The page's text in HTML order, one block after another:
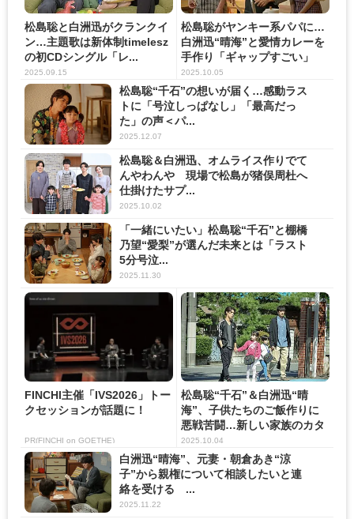
松島聡と白洲迅がクランクイ
ン…主題歌は新体制timelesz
の初CDシングル「レ...
2025.09.15
松島聡がヤンキー系パパに…
白洲迅“晴海”と愛情カレーを
手作り「ギャップすごい」
「...
2025.10.05
松島聡“千石”の想いが届く…感動ラス
トに「号泣しっぱなし」「最高だっ
た」の声＜パ...
2025.12.07
松島聡＆白洲迅、オムライス作りでて
んやわんや 現場で松島が猪俣周杜へ
仕掛けたサプ...
2025.10.02
「一緒にいたい」松島聡“千石”と棚橋
乃望“愛梨”が選んだ未来とは「ラスト
5分号泣...
2025.11.30
FINCHI主催「IVS2026」トー
クセッションが話題に！
PR(FINCHI on GOETHE)
松島聡“千石”＆白洲迅“晴
海”、子供たちのご飯作りに
悪戦苦闘…新しい家族のカタ
チ...
2025.10.04
白洲迅“晴海”、元妻・朝倉あき“涼
子”から親権について相談したいと連
絡を受ける ...
2025.11.22